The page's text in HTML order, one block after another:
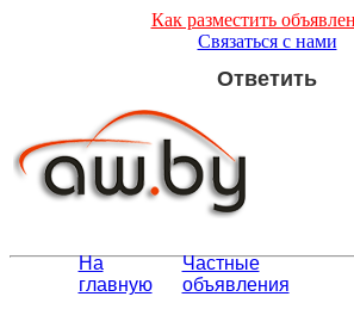
Как разместить
Связаться с нами
Ответить
На
главную
Частные
объявления